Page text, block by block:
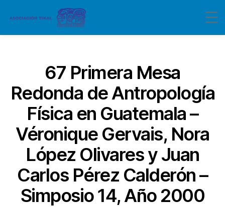
67 Primera Mesa
Redonda de Antropología
Física en Guatemala –
Véronique Gervais, Nora
López Olivares y Juan
Carlos Pérez Calderón –
Simposio 14, Año 2000